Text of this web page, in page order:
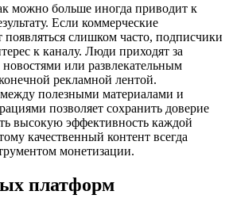
можно больше иногда приводит к
Если коммерческие
слишком часто, подписчики
к каналу. Люди приходят за
или развлекательным
рекламной лентой.
полезными материалами и
позволяет сохранить доверие
высокую эффективность каждой
качественный контент всегда
монетизации.
платформ